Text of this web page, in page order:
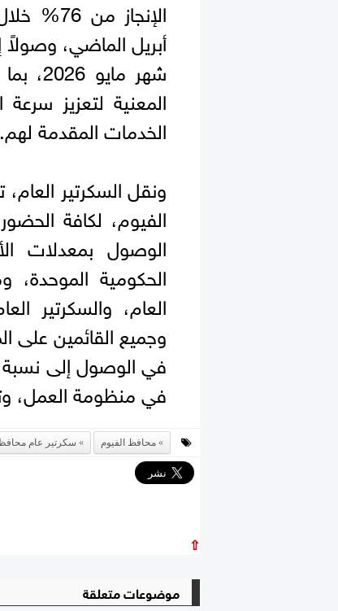
شهر
المعنية لتعزيز
الخدمات المقدمة لهم.
ونقل السكرتير
الفيوم، لكافة
الحكومية
العام، والسكرتير
وجميع القائمين
في الوصول إلى نسبة
في منظومة العمل،
محافظ الفيوم سكرتير عام
⇧
موضوعات متعلقة